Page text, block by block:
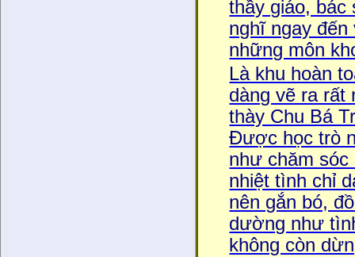
thầy giáo, bác
nghĩ ngay
những môn
Là khu hoàn
dàng vẽ ra rất
thày Chu Bá
Được học trò
như chăm sóc
nhiệt tình chỉ
nên gắn bó,
dường như
không còn